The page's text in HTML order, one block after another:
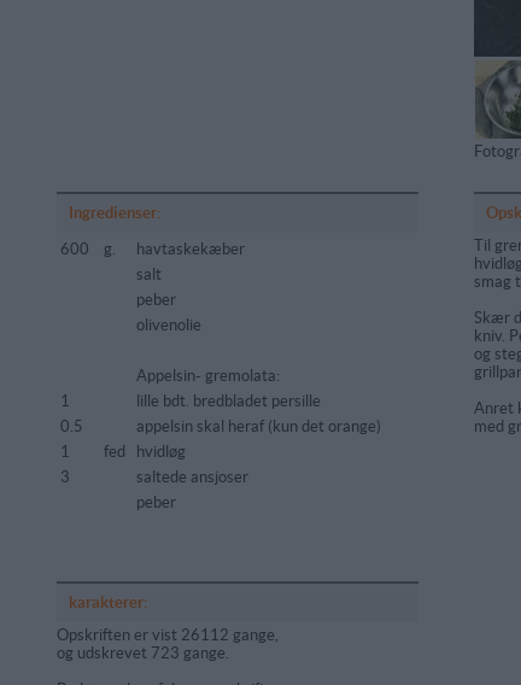
Ingredienser:
600
g.
havtaskekæber
salt
peber
olivenolie
Appelsin- gremolata:
1
lille bdt. bredbladet persille
0.5
appelsin skal heraf (kun det orange)
1
fed
hvidløg
3
saltede ansjoser
peber
Til
smag
Skær
kniv.
og
Anret
med
karakterer:
Opskriften er vist 26112 gange,
og udskrevet 723 gange.